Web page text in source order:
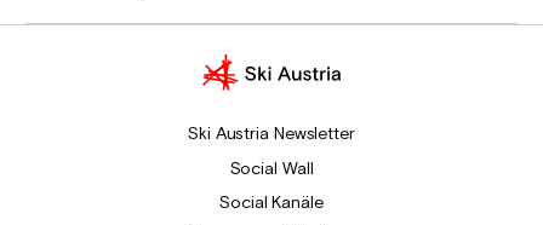
Ski Austria Newsletter
Social Wall
Social Kanäle